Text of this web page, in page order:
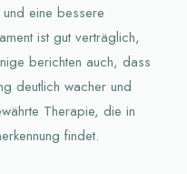
eine bessere
ist gut verträglich,
berichten auch, dass
deutlich wacher und
Therapie, die in
findet.